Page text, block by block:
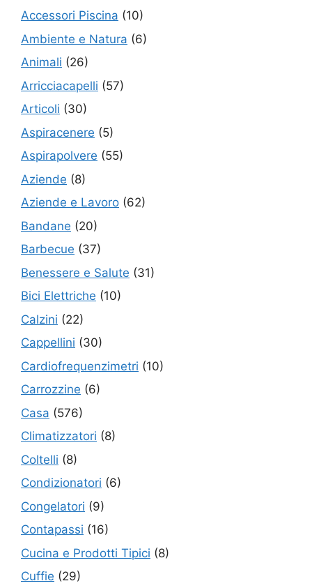
Accessori Piscina (10)
Ambiente e Natura (6)
Animali (26)
Arricciacapelli (57)
Articoli (30)
Aspiracenere (5)
Aspirapolvere (55)
Aziende (8)
Aziende e Lavoro (62)
Bandane (20)
Barbecue (37)
Benessere e Salute (31)
Bici Elettriche (10)
Calzini (22)
Cappellini (30)
Cardiofrequenzimetri (10)
Carrozzine (6)
Casa (576)
Climatizzatori (8)
Coltelli (8)
Condizionatori (6)
Congelatori (9)
Contapassi (16)
Cucina e Prodotti Tipici (8)
Cuffie (29)